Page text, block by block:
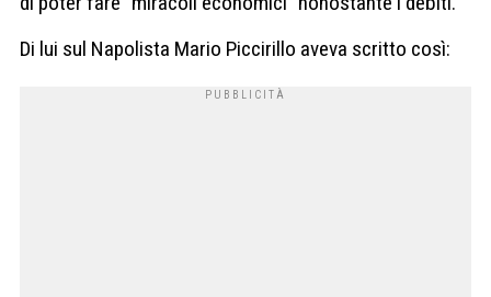
Di lui sul Napolista Mario Piccirillo aveva scritto così: